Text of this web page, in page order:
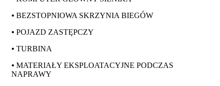
⦁ BEZSTOPNIOWA SKRZYNIA BIEGÓW
⦁ POJAZD ZASTĘPCZY
⦁ TURBINA
⦁ MATERIAŁY EKSPLOATACYJNE PODCZAS
NAPRAWY